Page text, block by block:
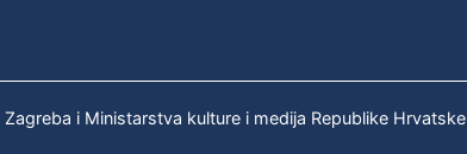
i Ministarstva kulture i medija Republike Hrvatske